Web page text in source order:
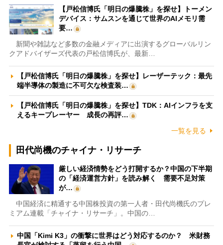
【戸松信博氏「明日の爆騰株」を探せ】トーメン
デバイス：サムスンを通じて世界のAIメモリ需
要…
新聞や雑誌など多数の金融メディアに出演するグローバルリン
クアドバイザーズ代表の戸松信博氏が、最新…
【戸松信博氏「明日の爆騰株」を探せ】レーザーテック：最先
端半導体の製造に不可欠な検査装…
【戸松信博氏「明日の爆騰株」を探せ】TDK：AIインフラを支
えるキープレーヤー 成長の再評…
一覧を見る
田代尚機のチャイナ・リサーチ
厳しい経済情勢をどう打開するか？中国の下半期
の「経済運営方針」を読み解く 需要不足対策
が…
中国経済に精通する中国株投資の第一人者・田代尚機氏のプレ
ミアム連載「チャイナ・リサーチ」。中国の…
中国「Kimi K3」の衝撃に世界はどう対応するのか？ 米財務